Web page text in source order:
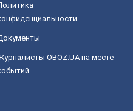
OBOZ.UA на месте